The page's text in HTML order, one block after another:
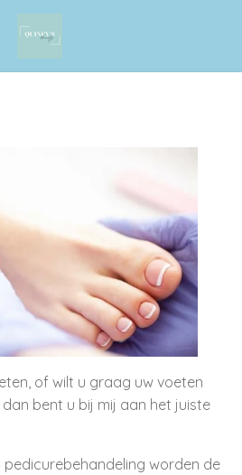
of wilt u graag uw voeten
bent u bij mij aan het juiste
worden de